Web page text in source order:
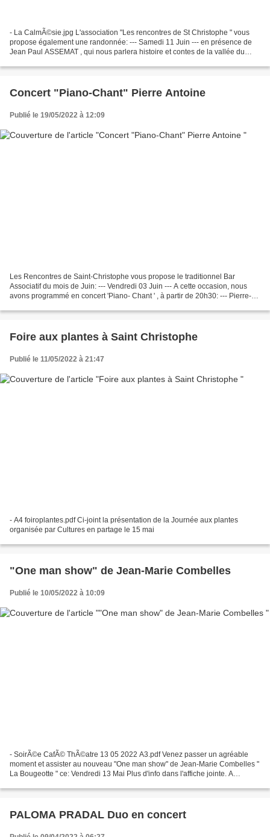
- La CalmÃ©sie.jpg L'association "Les rencontres de St Christophe " vous
propose également une randonnée: --- Samedi 11 Juin --- en présence de
Jean Paul ASSEMAT , qui nous parlera histoire et contes de la vallée du
Concert "Piano-Chant" Pierre Antoine
Publié le 19/05/2022 à 12:09
Les Rencontres de Saint-Christophe vous propose le traditionnel Bar
Associatif du mois de Juin: --- Vendredi 03 Juin --- A cette occasion, nous
avons programmé en concert 'Piano- Chant ' , à partir de 20h30: --- Pierre-
Foire aux plantes à Saint Christophe
Publié le 11/05/2022 à 21:47
- A4 foiroplantes.pdf Ci-joint la présentation de la Journée aux plantes
organisée par Cultures en partage le 15 mai
"One man show" de Jean-Marie Combelles
Publié le 10/05/2022 à 10:09
- SoirÃ©e CafÃ© ThÃ©atre 13 05 2022 A3.pdf Venez passer un agréable
moment et assister au nouveau "One man show" de Jean-Marie Combelles "
La Bougeotte " ce: Vendredi 13 Mai Plus d'info dans l'affiche jointe. A
PALOMA PRADAL Duo en concert